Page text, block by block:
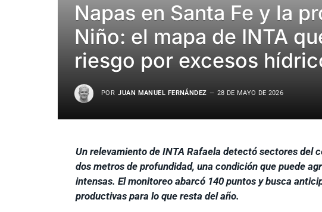
Napas en Santa Fe y la
Niño: el mapa de INTA
riesgo por excesos
POR JUAN MANUEL FERNÁNDEZ 28 DE MAYO DE 2026
Un relevamiento de INTA Rafaela detectó sectores del
dos metros de profundidad, una condición que puede
intensas. El monitoreo abarcó 140 puntos y busca
productivas para lo que resta del año.